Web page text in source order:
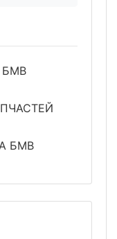
БМВ
БМВ